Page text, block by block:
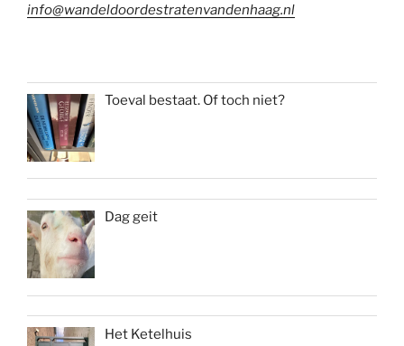
info@wandeldoordestratenvandenhaag.nl
Toeval bestaat. Of toch niet?
Dag geit
Het Ketelhuis